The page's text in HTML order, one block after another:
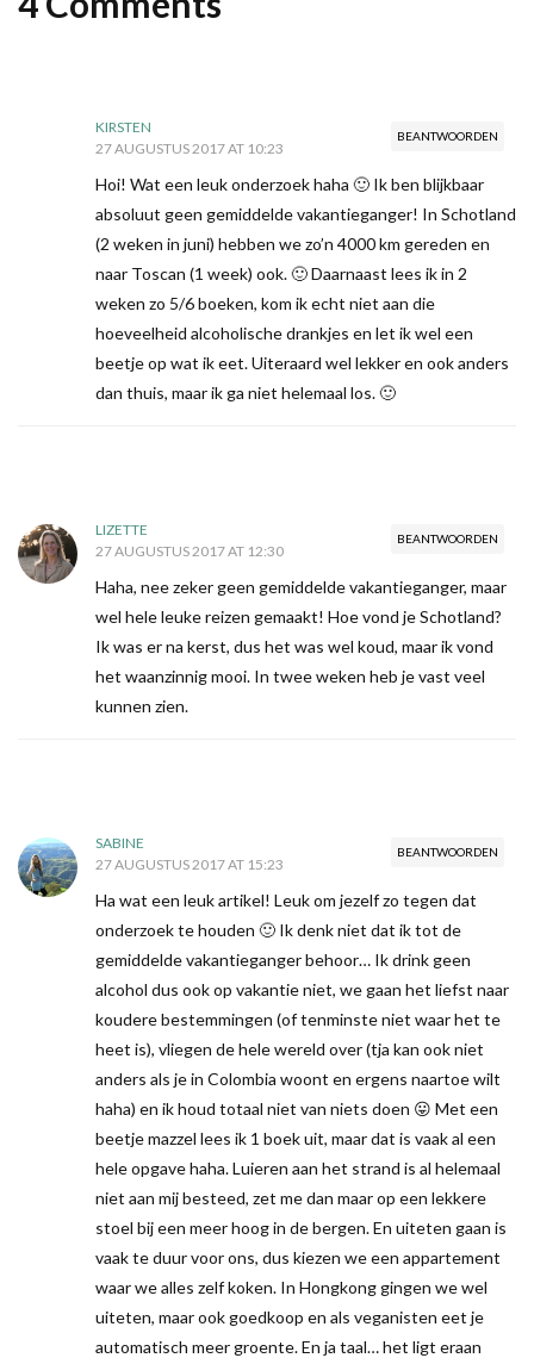
BEANTWOORDEN
KIRSTEN
27 AUGUSTUS 2017 AT 10:23
Hoi! Wat een leuk onderzoek haha 🙂 Ik ben blijkbaar
absoluut geen gemiddelde vakantieganger! In Schotland
(2 weken in juni) hebben we zo’n 4000 km gereden en
naar Toscan (1 week) ook. 🙂 Daarnaast lees ik in 2
weken zo 5/6 boeken, kom ik echt niet aan die
hoeveelheid alcoholische drankjes en let ik wel een
beetje op wat ik eet. Uiteraard wel lekker en ook anders
dan thuis, maar ik ga niet helemaal los. 🙂
BEANTWOORDEN
LIZETTE
27 AUGUSTUS 2017 AT 12:30
Haha, nee zeker geen gemiddelde vakantieganger, maar
wel hele leuke reizen gemaakt! Hoe vond je Schotland?
Ik was er na kerst, dus het was wel koud, maar ik vond
het waanzinnig mooi. In twee weken heb je vast veel
kunnen zien.
BEANTWOORDEN
SABINE
27 AUGUSTUS 2017 AT 15:23
Ha wat een leuk artikel! Leuk om jezelf zo tegen dat
onderzoek te houden 🙂 Ik denk niet dat ik tot de
gemiddelde vakantieganger behoor… Ik drink geen
alcohol dus ook op vakantie niet, we gaan het liefst naar
koudere bestemmingen (of tenminste niet waar het te
heet is), vliegen de hele wereld over (tja kan ook niet
anders als je in Colombia woont en ergens naartoe wilt
haha) en ik houd totaal niet van niets doen 😛 Met een
beetje mazzel lees ik 1 boek uit, maar dat is vaak al een
hele opgave haha. Luieren aan het strand is al helemaal
niet aan mij besteed, zet me dan maar op een lekkere
stoel bij een meer hoog in de bergen. En uiteten gaan is
vaak te duur voor ons, dus kiezen we een appartement
waar we alles zelf koken. In Hongkong gingen we wel
uiteten, maar ook goedkoop en als veganisten eet je
automatisch meer groente. En ja taal… het ligt eraan